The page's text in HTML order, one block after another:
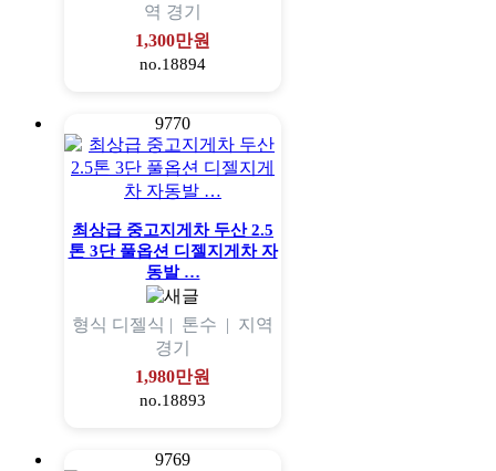
역 경기
1,300만원
no.18894
9770
최상급 중고지게차 두산 2.5
톤 3단 풀옵션 디젤지게차 자
동발 …
형식 디젤식 | 톤수 | 지역
경기
1,980만원
no.18893
9769